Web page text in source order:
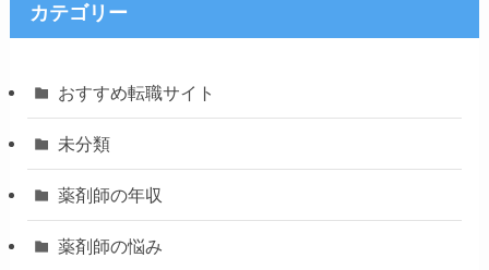
カテゴリー
おすすめ転職サイト
未分類
薬剤師の年収
薬剤師の悩み